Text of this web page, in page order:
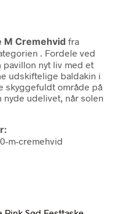
Cremehvid fra
. Fordele ved
nyt liv med et
udskiftelige baldakin i
skyggefuldt område på
nyde udelivet, når solen
m-cremehvid